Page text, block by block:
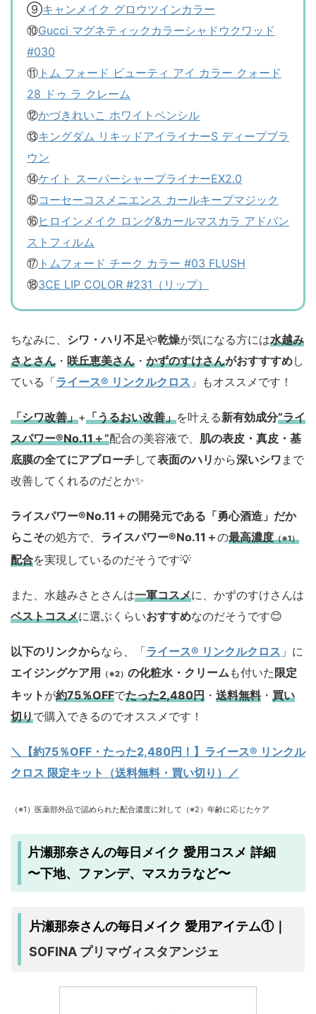
⑨キャンメイク グロウツインカラー
⑩Gucci マグネティックカラーシャドウクワッド
#030
⑪ トム フォード ビューティ アイ カラー クォード
28 ドゥ ラ クレーム
⑫かづきれいこ ホワイトペンシル
⑬キングダム リキッドアイライナーS ディープブラ
ウン
⑭ケイト スーパーシャープライナーEX2.0
⑮コーセーコスメニエンス カールキープマジック
⑯ヒロインメイク ロング&カールマスカラ アドバン
ストフィルム
⑰ トムフォード チーク カラー #03 FLUSH
⑱3CE LIP COLOR #231（リップ）
ちなみに、 シワ・ハリ不足や乾燥が気になる方には水越み
さとさん ・ 咲丘恵美さん ・ かずのすけさんがおすすすめし
ている「ライース® リンクルクロス 」もオススメです！
「シワ改善」+「うるおい改善」を叶える新有効成分”ライ
スパワー®No.11＋”配合の美容液で、 肌の表皮・真皮・基
底膜の全てにアプローチして表面のハリから深いシワ まで
改善してくれるのだとか✨
ライスパワー®No.11＋の開発元である「勇心酒造」 だか
らこその処方で、 ライスパワー®No.11＋の最高濃度（※1）
配合を実現しているのだそうです💡
また、水越みさとさんは一軍コスメに、かずのすけさんは
ベストコスメに選ぶくらいおすすめなのだそうです😊
以下のリンクからなら、「ライース® リンクルクロス 」に
エイジングケア用
（※2） の化粧水・クリームも付いた 限定
キット が約75％OFFでたった2,480円 ・ 送料無料・ 買い
切りで購入できるのでオススメです！
＼【約75％OFF・たった2,480円！ 】ライース® リンクル
クロス 限定キット（送料無料・買い切り）／
（※1）医薬部外品で認められた配合濃度に対して（※2）年齢に応じたケア
片瀬那奈さんの毎日メイク 愛用コスメ 詳細
〜下地、ファンデ、マスカラなど〜
片瀬那奈さんの毎日メイク 愛用アイテム①｜
SOFINA プリマヴィスタアンジェ